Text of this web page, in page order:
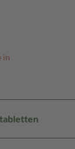
in